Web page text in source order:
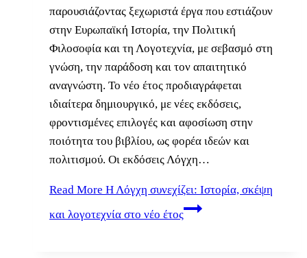
παρουσιάζοντας ξεχωριστά έργα που εστιάζουν
στην Ευρωπαϊκή Ιστορία, την Πολιτική
Φιλοσοφία και τη Λογοτεχνία, με σεβασμό στη
γνώση, την παράδοση και τον απαιτητικό
αναγνώστη. Το νέο έτος προδιαγράφεται
ιδιαίτερα δημιουργικό, με νέες εκδόσεις,
φροντισμένες επιλογές και αφοσίωση στην
ποιότητα του βιβλίου, ως φορέα ιδεών και
πολιτισμού. Οι εκδόσεις Λόγχη…
Read More Η Λόγχη συνεχίζει: Ιστορία, σκέψη
και λογοτεχνία στο νέο έτος